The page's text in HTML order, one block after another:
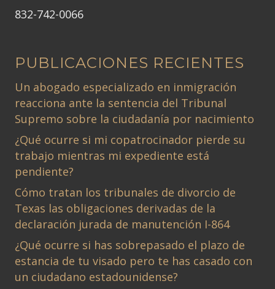
832-742-0066
PUBLICACIONES RECIENTES
Un abogado especializado en inmigración
reacciona ante la sentencia del Tribunal
Supremo sobre la ciudadanía por nacimiento
¿Qué ocurre si mi copatrocinador pierde su
trabajo mientras mi expediente está
pendiente?
Cómo tratan los tribunales de divorcio de
Texas las obligaciones derivadas de la
declaración jurada de manutención I-864
¿Qué ocurre si has sobrepasado el plazo de
estancia de tu visado pero te has casado con
un ciudadano estadounidense?